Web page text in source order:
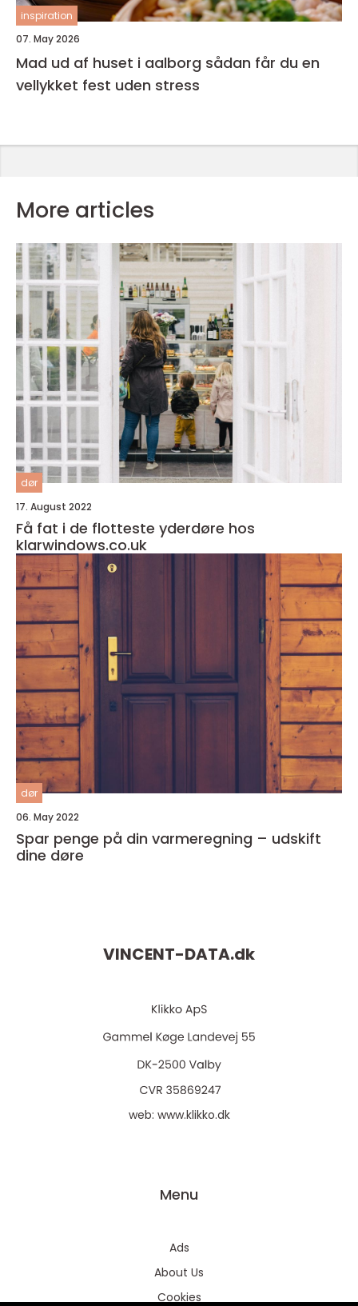
inspiration
07. May 2026
Mad ud af huset i aalborg sådan får du en
vellykket fest uden stress
More articles
dør
17. August 2022
Få fat i de flotteste yderdøre hos
klarwindows.co.uk
dør
06. May 2022
Spar penge på din varmeregning – udskift
dine døre
VINCENT-DATA.dk
web: www.klikko.dk
Menu
Ads
About Us
Cookies